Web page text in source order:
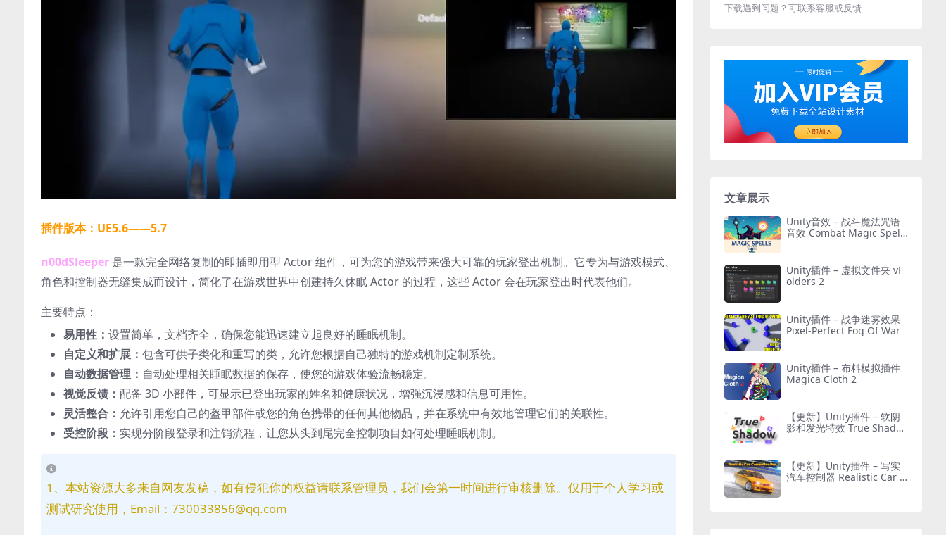
插件版本：UE5.6——5.7
n00dSleeper 是一款完全网络复制的即插即用型 Actor 组件，可为您的游戏带来强大可靠的玩家登出机制。它专为与游戏模式、
角色和控制器无缝集成而设计，简化了在游戏世界中创建持久休眠 Actor 的过程，这些 Actor 会在玩家登出时代表他们。
主要特点：
易用性： 设置简单，文档齐全，确保您能迅速建立起良好的睡眠机制。
自定义和扩展： 包含可供子类化和重写的类，允许您根据自己独特的游戏机制定制系统。
自动数据管理： 自动处理相关睡眠数据的保存，使您的游戏体验流畅稳定。
视觉反馈： 配备 3D 小部件，可显示已登出玩家的姓名和健康状况，增强沉浸感和信息可用性。
灵活整合： 允许引用您自己的盔甲部件或您的角色携带的任何其他物品，并在系统中有效地管理它们的关联性。
受控阶段： 实现分阶段登录和注销流程，让您从头到尾完全控制项目如何处理睡眠机制。
1、本站资源大多来自网友发稿，如有侵犯你的权益请联系管理员，我们会第一时间进行审核删除。仅用于个人学习或
测试研究使用，Email：730033856@qq.com
下载遇到问题？可联系客服或反馈
文章展示
Unity音效 – 战斗魔法咒语
音效 Combat Magic Spells
Unity插件 – 虚拟文件夹 vF
olders 2
Unity插件 – 战争迷雾效果
Pixel-Perfect Fog Of War
Unity插件 – 布料模拟插件
Magica Cloth 2
【更新】Unity插件 – 软阴
影和发光特效 True Shado
【更新】Unity插件 – 写实
汽车控制器 Realistic Car C